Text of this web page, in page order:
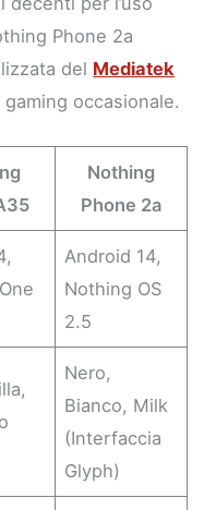
Phone 2a
del Mediatek
occasionale.
Nothing
Phone 2a
Android 14,
Nothing OS
2.5
Nero,
Bianco, Milk
(Interfaccia
Glyph)